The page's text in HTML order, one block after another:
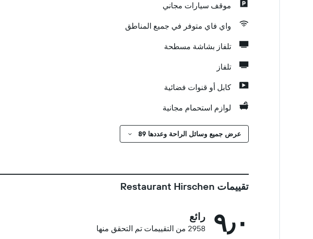
موقف سيارات مجاني
واي فاي متوفر في جميع المناطق
تلفاز بشاشة مسطحة
تلفاز
كابل أو قنوات فضائية
لوازم استحمام مجانية
عرض جميع وسائل الراحة وعددها 89
تقييمات Restaurant Hirschen
٩٫٠ رائع
2958 من التقييمات تم التحقق منها